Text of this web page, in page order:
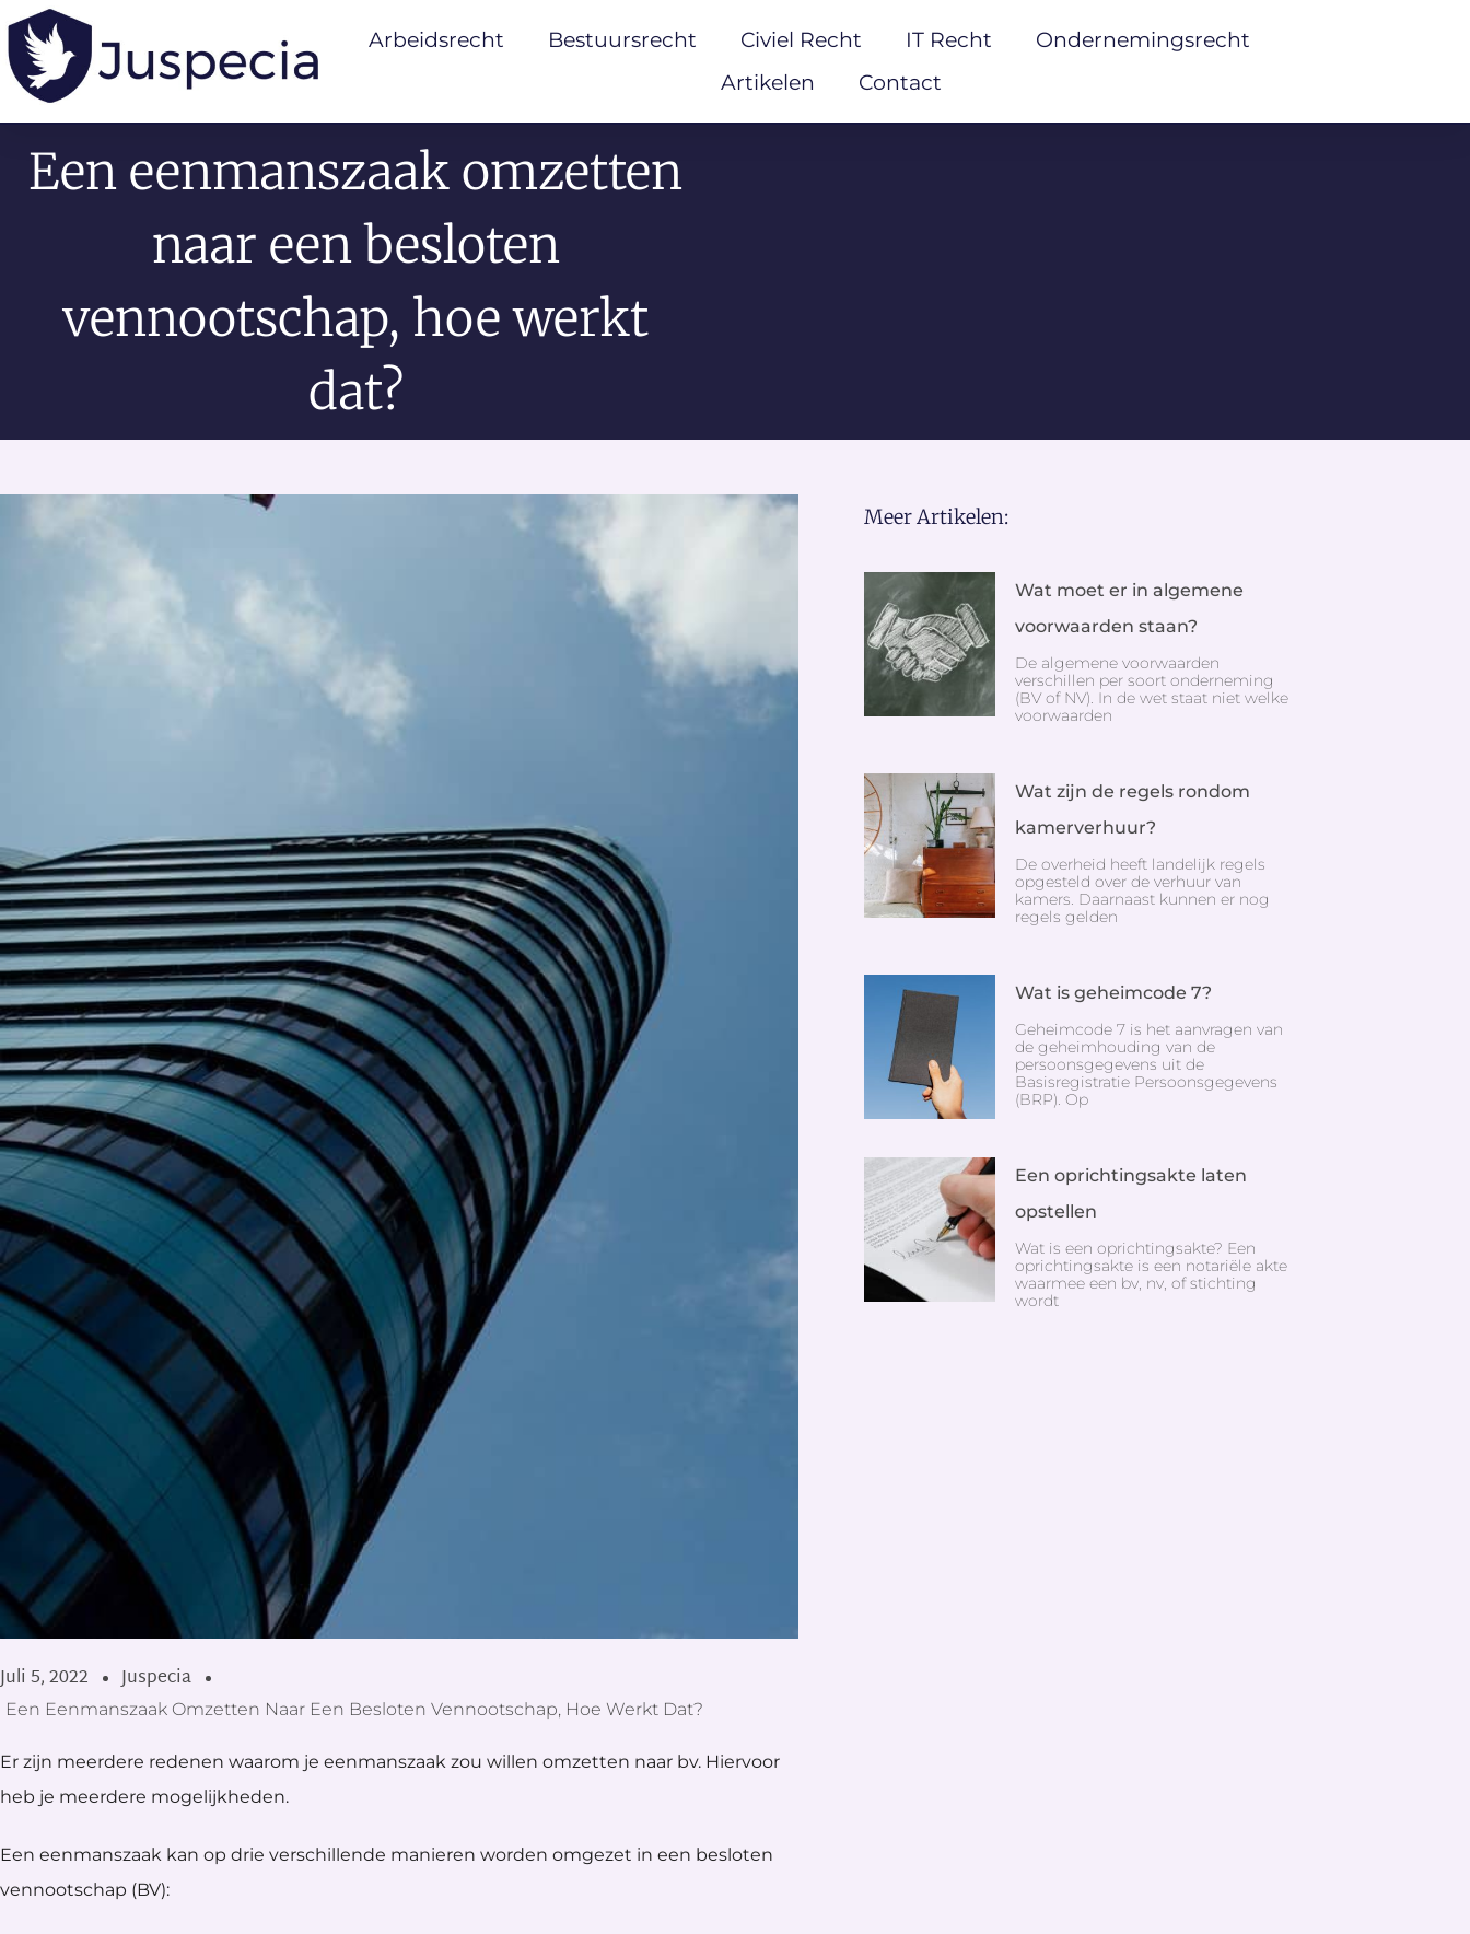
Arbeidsrecht Bestuursrecht Civiel Recht IT Recht
Ondernemingsrecht
Artikelen
Contact
Een eenmanszaak omzetten
naar een besloten
vennootschap, hoe werkt
dat?
Juli 5, 2022 Juspecia
Een Eenmanszaak Omzetten Naar Een Besloten Vennootschap, Hoe Werkt Dat?
Er zijn meerdere redenen waarom je eenmanszaak zou willen omzetten naar bv. Hiervoor
heb je meerdere mogelijkheden.
Een eenmanszaak kan op drie verschillende manieren worden omgezet in een besloten
vennootschap (BV):
Meer Artikelen:
Wat moet er in algemene
voorwaarden staan?
De algemene voorwaarden
verschillen per soort onderneming
(BV of NV). In de wet staat niet welke
voorwaarden
Wat zijn de regels rondom
kamerverhuur?
De overheid heeft landelijk regels
opgesteld over de verhuur van
kamers. Daarnaast kunnen er nog
regels gelden
Wat is geheimcode 7?
Geheimcode 7 is het aanvragen van
de geheimhouding van de
persoonsgegevens uit de
Basisregistratie Persoonsgegevens
(BRP). Op
Een oprichtingsakte laten
opstellen
Wat is een oprichtingsakte? Een
oprichtingsakte is een notariële akte
waarmee een bv, nv, of stichting
wordt